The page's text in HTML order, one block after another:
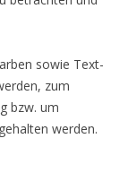
sowie Text-
zum
bzw. um
werden.